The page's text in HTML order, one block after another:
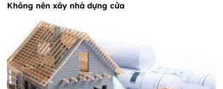
Không nên xây nhà dựng cửa